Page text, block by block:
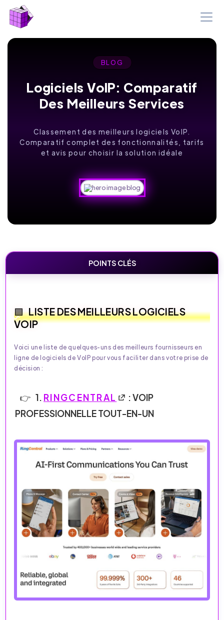
BLOG
Logiciels VoIP: Comparatif
Des Meilleurs Services
Classement des meilleurs logiciels VoIP.
Comparatif complet des fonctionnalités, tarifs
et avis pour choisir la solution idéale
POINTS CLÉS
LISTE DES MEILLEURS LOGICIELS
VOIP
Voici une liste de quelques-uns des meilleurs fournisseurs en
ligne de logiciels de VoIP pour vous faciliter dans votre prise de
décision :
1. RINGCENTRAL
: VOIP
PROFESSIONNELLE TOUT-EN-UN